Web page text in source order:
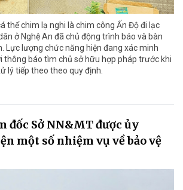
thể chim lạ nghi là chim công Ấn Độ đi lạc
ở Nghệ An đã chủ động trình báo và bàn
Lực lượng chức năng hiện đang xác minh
thông báo tìm chủ sở hữu hợp pháp trước khi
lý tiếp theo theo quy định.
đốc Sở NN&MT được ủy
một số nhiệm vụ về bảo vệ